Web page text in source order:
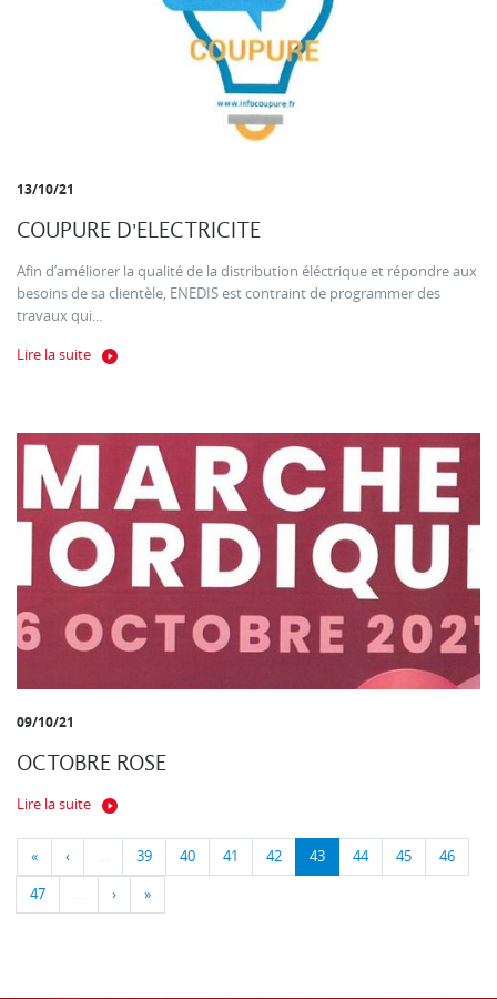
13/10/21
COUPURE D'ELECTRICITE
Afin d’améliorer la qualité de la distribution éléctrique et répondre aux
besoins de sa clientèle, ENEDIS est contraint de programmer des
travaux qui...
Lire la suite
09/10/21
OCTOBRE ROSE
Lire la suite
« ‹ … 39 40 41 42 43 44 45 46
47 … › »